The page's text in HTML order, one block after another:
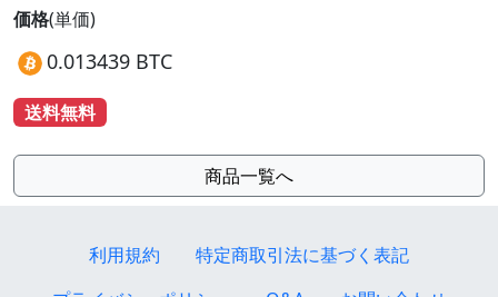
価格(単価)
0.013439 BTC
送料無料
商品一覧へ
利用規約
特定商取引法に基づく表記